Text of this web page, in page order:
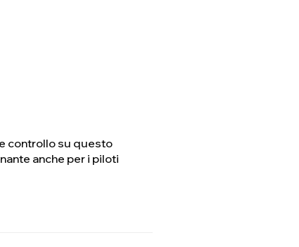
controllo su questo
anche per i piloti